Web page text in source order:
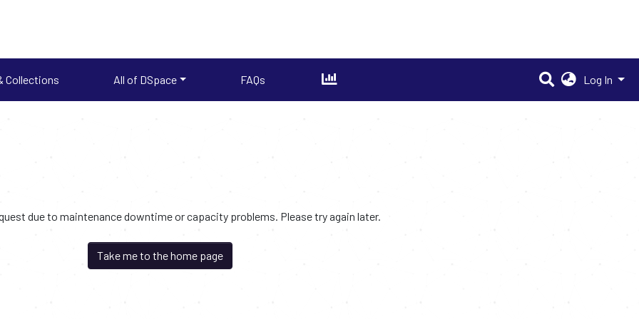
Collections All of DSpace FAQs Log In
due to maintenance downtime or capacity problems. Please try again later.
Take me to the home page